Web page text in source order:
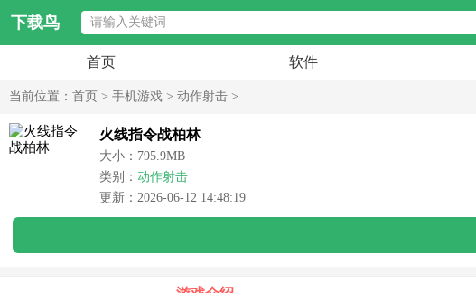
下载鸟
首页 软件
当前位置： 首页 > 手机游戏 > 动作射击 >
火线指令战柏林
大小：795.9MB
类别： 动作射击
更新：2026-06-12 14:48:19